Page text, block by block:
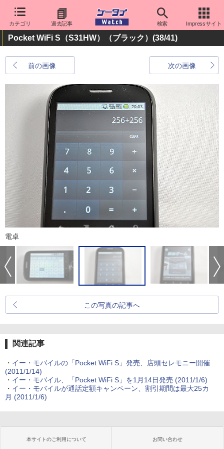
カテゴリ 過去記事 検索 Impressサイト
Pocket WiFi S（S31HW）（ブラック） (38/41)
前の画像 次の画像
電卓
この写真の記事へ
関連記事
・ イー・モバイルの「Pocket WiFi S」発売、店頭セレモニー開催
(2011/1/14)
・ イー・モバイル、「Pocket WiFi S」を1月14日発売 (2011/1/6)
・ イー・モバイルが通話定額キャンペーン、割引期間は最大25カ
月 (2011/1/6)
本サイトのご利用について お問い合わせ